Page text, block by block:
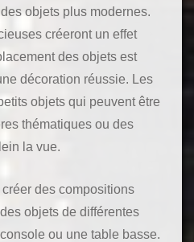
objets plus modernes.
créeront un effet
des objets est
décoration réussie. Les
objets qui peuvent être
thématiques ou des
la vue.
des compositions
objets de différentes
ou une table basse.